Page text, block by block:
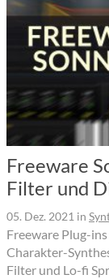
Freeware
Filter und
05. Dez. 2021 in
Freeware Plug-
Charakter-
Filter und Lo-fi